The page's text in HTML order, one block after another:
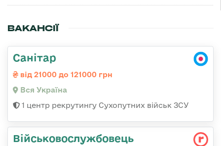
ВАКАНСІЇ
Санітар
від 21000 до 121000 грн
Вся Україна
1 центр рекрутингу Сухопутних військ ЗСУ
Військовослужбовець